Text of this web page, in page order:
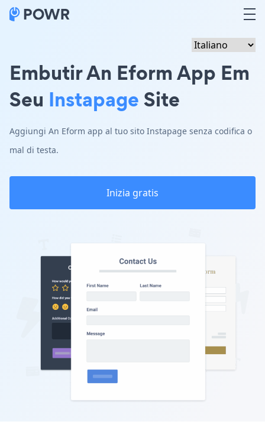
Embutir An Eform App Em
Seu InstapageSite
Aggiungi An Eform app al tuo sito Instapage senza codifica o
mal di testa.
Inizia gratis